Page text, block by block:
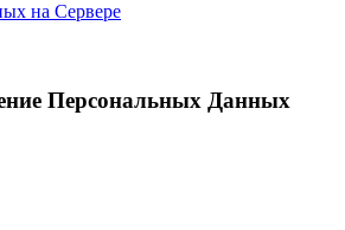
на Сервере
Персональных Данных